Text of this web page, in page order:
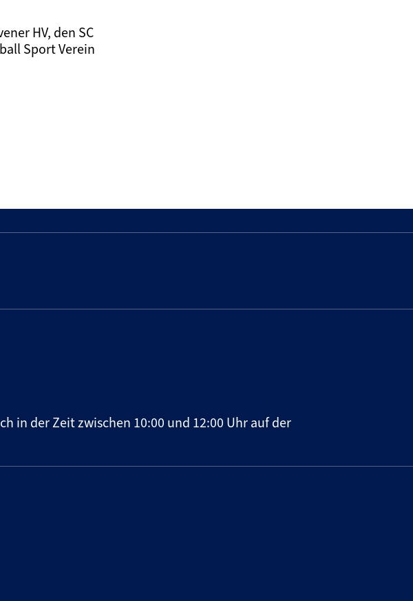
HV, den SC
Sport Verein
in der Zeit zwischen 10:00 und 12:00 Uhr auf der